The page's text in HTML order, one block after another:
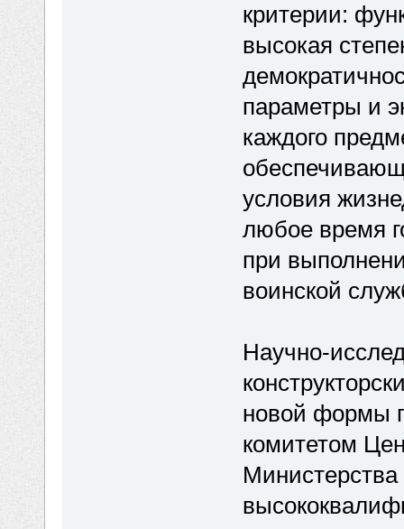
критерии:
высокая
параметры и
каждого
условия
любое время
при
воинской
Научно-
новой формы
комитетом